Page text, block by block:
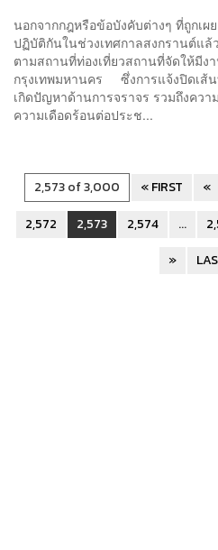
นอกจากกฎหรือข้อบังคับต่างๆ ที่ถูกเ
ปฏิบัติกันในช่วงเทศกาลสงกรานต์แล้
ตามสถานที่ท่องเที่ยวสถานที่จัดให้มีง
กรุงเทพมหานคร ซึ่งการแจ้งปิดเส้
เกิดปัญหาด้านการจราจร รวมถึงควา
ความเดือดร้อนต่อประช...
2,573 of 3,000 « FIRST «
2,572
2,573 2,574 ...
»